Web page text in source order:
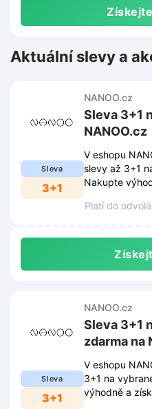
Aktuální slevy a
Sleva
3+1
NANOO.cz
Sleva 3+1
NANOO.cz
V eshopu
slevy až 3+1
Nakupte
Platí do
Sleva
3+1
NANOO.cz
Sleva 3+1
zdarma na
V eshopu
3+1 na
výhodně a